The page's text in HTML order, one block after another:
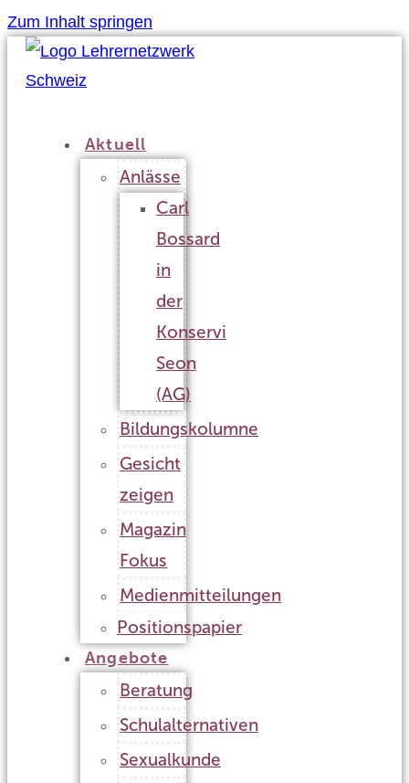
Zum Inhalt springen
Aktuell
Anlässe
Carl
Bossard
in
der
Konservi
Seon
(AG)
Bildungskolumne
Gesicht
zeigen
Magazin
Fokus
Medienmitteilungen
Positionspapier
Angebote
Beratung
Schulalternativen
Sexualkunde